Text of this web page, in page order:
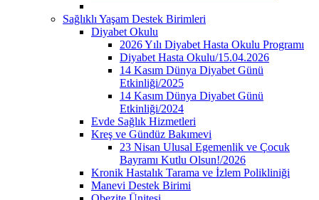
Sağlıklı Yaşam Destek Birimleri
Diyabet Okulu
2026 Yılı Diyabet Hasta Okulu Programı
Diyabet Hasta Okulu/15.04.2026
14 Kasım Dünya Diyabet Günü
Etkinliği/2025
14 Kasım Dünya Diyabet Günü
Etkinliği/2024
Evde Sağlık Hizmetleri
Kreş ve Gündüz Bakımevi
23 Nisan Ulusal Egemenlik ve Çocuk
Bayramı Kutlu Olsun!/2026
Kronik Hastalık Tarama ve İzlem Polikliniği
Manevi Destek Birimi